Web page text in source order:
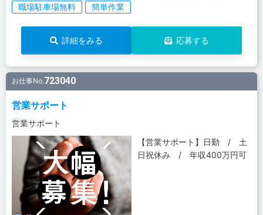
職場駐車場無料
簡単作業
詳細をみる 応募する
お仕事No.723040
営業サポート
営業サポート
【営業サポート】日勤 / 土
日祝休み / 年収400万円可